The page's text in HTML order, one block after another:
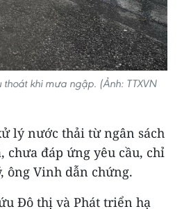
khi mưa ngập. (Ảnh: TTXVN
lý nước thải từ ngân sách
chưa đáp ứng yêu cầu, chỉ
ông Vinh dẫn chứng.
Đô thị và Phát triển hạ